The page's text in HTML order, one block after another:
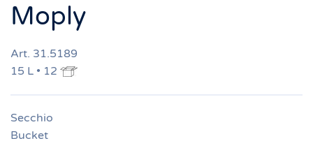
Moply
Art. 31.5189
15 L • 12
Secchio
Bucket